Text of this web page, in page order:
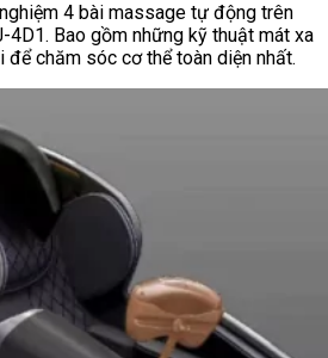
4 bài massage tự động trên
4D1. Bao gồm những kỹ thuật mát xa
để chăm sóc cơ thể toàn diện nhất.